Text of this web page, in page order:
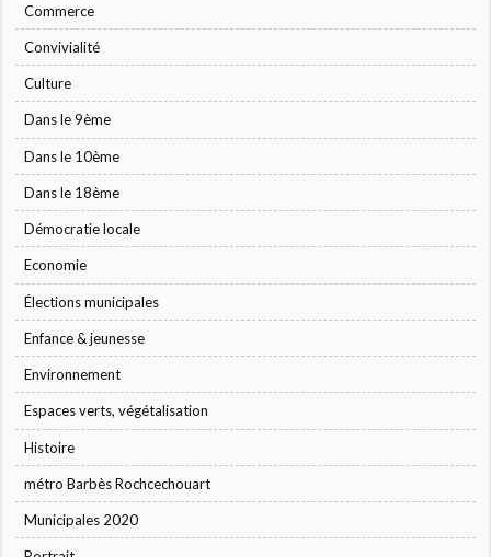
Commerce
Convivialité
Culture
Dans le 9ème
Dans le 10ème
Dans le 18ème
Démocratie locale
Economie
Élections municipales
Enfance & jeunesse
Environnement
Espaces verts, végétalisation
Histoire
métro Barbès Rochcechouart
Municipales 2020